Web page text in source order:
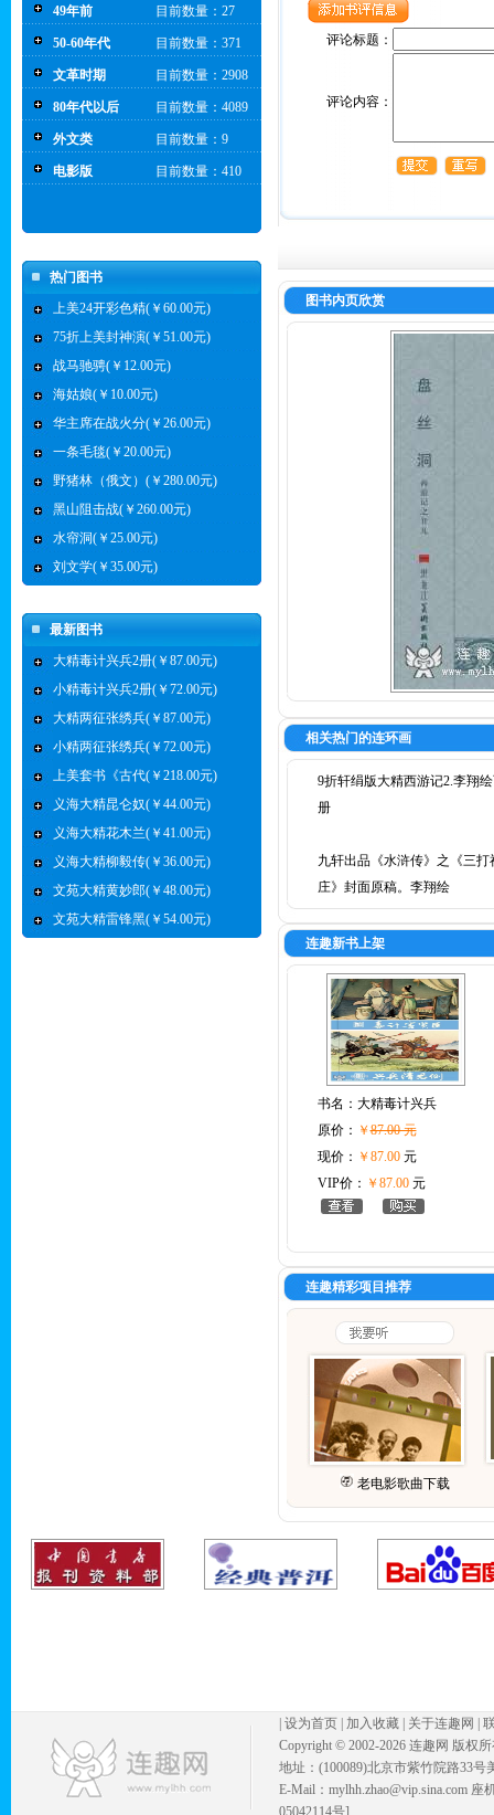
49年前 目前数量：27
50-60年代 目前数量：371
文革时期 目前数量：2908
80年代以后 目前数量：4089
外文类 目前数量：9
电影版 目前数量：410
热门图书
上美24开彩色精(￥60.00元)
75折上美封神演(￥51.00元)
战马驰骋(￥12.00元)
海姑娘(￥10.00元)
华主席在战火分(￥26.00元)
一条毛毯(￥20.00元)
野猪林（俄文）(￥280.00元)
黑山阻击战(￥260.00元)
水帘洞(￥25.00元)
刘文学(￥35.00元)
最新图书
大精毒计兴兵2册(￥87.00元)
小精毒计兴兵2册(￥72.00元)
大精两征张绣兵(￥87.00元)
小精两征张绣兵(￥72.00元)
上美套书《古代(￥218.00元)
义海大精昆仑奴(￥44.00元)
义海大精花木兰(￥41.00元)
义海大精柳毅传(￥36.00元)
文苑大精黄妙郎(￥48.00元)
文苑大精雷锋黑(￥54.00元)
评论标题：
评论内容：
图书内页欣赏
相关热门的连环画
9折轩绢版大精西游记2.李翔
册
九轩出品《水浒传》之《三打
庄》封面原稿。李翔绘
连趣新书上架
书名： 大精毒计兴兵
原价： ￥87.00 元
现价： ￥87.00元
VIP价： ￥87.00元
连趣精彩项目推荐
老电影歌曲下载
设为首页 加入收藏 关于连趣网
Copyright © 2002-2026 连趣网 版权
地址：(100089)北京市紫竹院路33号
E-Mail：mylhh.zhao@vip.sina.com
05042114号]